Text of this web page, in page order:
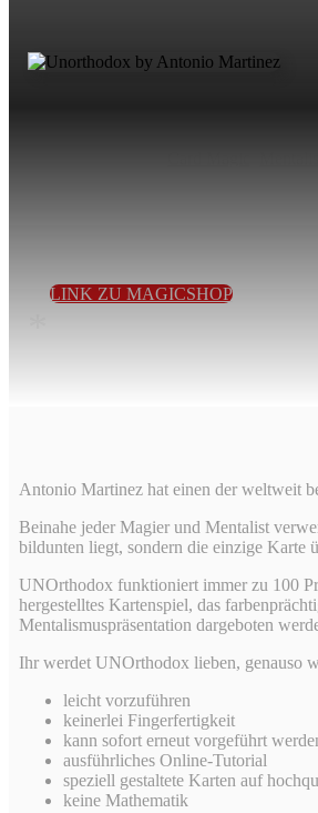
LINK ZU MAGICSHOP
*
Antonio Martinez hat einen der weltweit
Beinahe jeder Magier und Mentalist
bildunten liegt, sondern die einzige Karte
UNOrthodox funktioniert immer zu 100
hergestelltes Kartenspiel, das
Mentalismuspräsentation dargeboten
Ihr werdet UNOrthodox lieben, genauso
leicht vorzuführen
keinerlei Fingerfertigkeit
kann sofort erneut vorgeführt
ausführliches Online-Tutorial
speziell gestaltete Karten auf
keine Mathematik